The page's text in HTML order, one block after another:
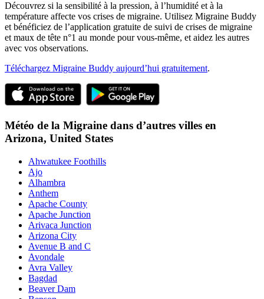
Découvrez si la sensibilité à la pression, à l’humidité et à la
température affecte vos crises de migraine. Utilisez Migraine Buddy
et bénéficiez de l’application gratuite de suivi de crises de migraine
et maux de tête n°1 au monde pour vous-même, et aidez les autres
avec vos observations.
Téléchargez Migraine Buddy aujourd’hui gratuitement.
Météo de la Migraine dans d’autres villes en
Arizona, United States
Ahwatukee Foothills
Ajo
Alhambra
Anthem
Apache County
Apache Junction
Arivaca Junction
Arizona City
Avenue B and C
Avondale
Avra Valley
Bagdad
Beaver Dam